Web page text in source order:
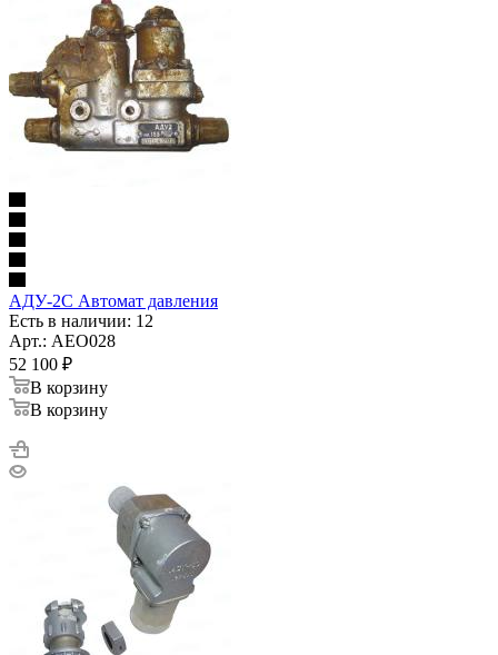
АДУ-2С Автомат давления
Есть в наличии: 12
Арт.: AEO028
52 100 ₽
В корзину
В корзину